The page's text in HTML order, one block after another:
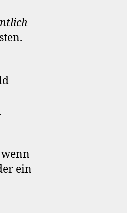
wenn
ein